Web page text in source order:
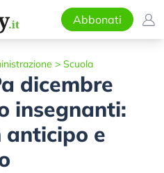
Abbonati
> Scuola
dicembre
insegnanti:
e